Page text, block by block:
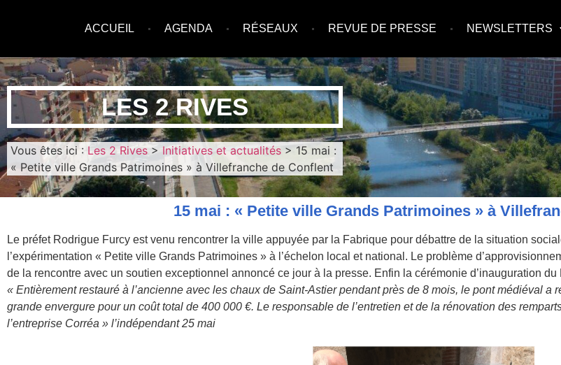
ACCUEIL AGENDA RÉSEAUX REVUE DE PRESSE NEWSLETTERS
LES 2 RIVES
Vous êtes ici : Les 2 Rives> Initiatives et actualités > 15 mai :
« Petite ville Grands Patrimoines » à Villefranche de Conflent
15 mai : « Petite ville Grands Patrimoines » à
Le préfet Rodrigue Furcy est venu rencontrer la ville appuyée par la Fabrique pour débattre de la situation
l’expérimentation « Petite ville Grands Patrimoines » à l’échelon local et national. Le problème
de la rencontre avec un soutien exceptionnel annoncé ce jour à la presse. Enfin la cérémonie d’inauguration
« Entièrement restauré à l’ancienne avec les chaux de Saint-Astier pendant près de 8 mois, le pont médiéval a
grande envergure pour un coût total de 400 000 €. Le responsable de l’entretien et de la rénovation des
l’entreprise Corréa » l’indépendant 25 mai